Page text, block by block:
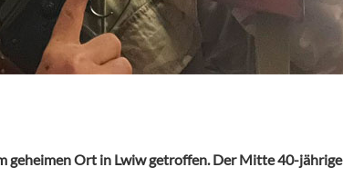
geheimen Ort in Lwiw getroffen. Der Mitte 40-jährige